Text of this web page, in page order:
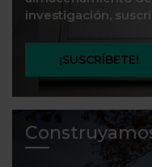
investigación,
¡SUSCRÍBETE!